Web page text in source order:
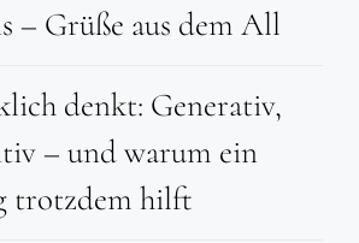
– Grüße aus dem All
denkt: Generativ,
– und warum ein
trotzdem hilft